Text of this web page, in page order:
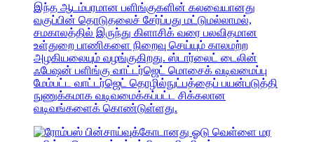
இந்த ஆடம்பரமான பளிங்குகளின் கலவையானது
வகுப்பின் தொடுதலைச் சேர்ப்பது மட்டுமல்லாமல்,
சமகாலத்தில் இருந்து கிளாசிக் வரை பலவிதமான
உள்துறை பாணிகளை நிறைவு செய்யும் காலமற்ற
அழகியலையும் வழங்குகிறது. ஸ்டார்லைட் டைலின்
ஃபேஷன் பளிங்கு வாட்டர்ஜெட் மொசைக் வடிவமைப்பு
மேம்பட்ட வாட்டர்ஜெட் தொழில்நுட்பத்தைப் பயன்படுத்தி
நுணுக்கமாக வடிவமைக்கப்பட்ட சிக்கலான
வடிவங்களைக் கொண்டுள்ளது.